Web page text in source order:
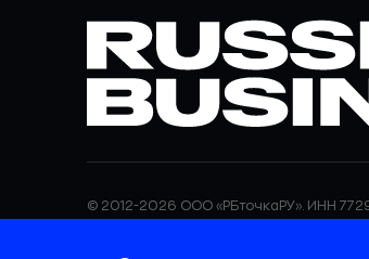
© 2012-2026 ООО «РБточкаРУ». ИНН